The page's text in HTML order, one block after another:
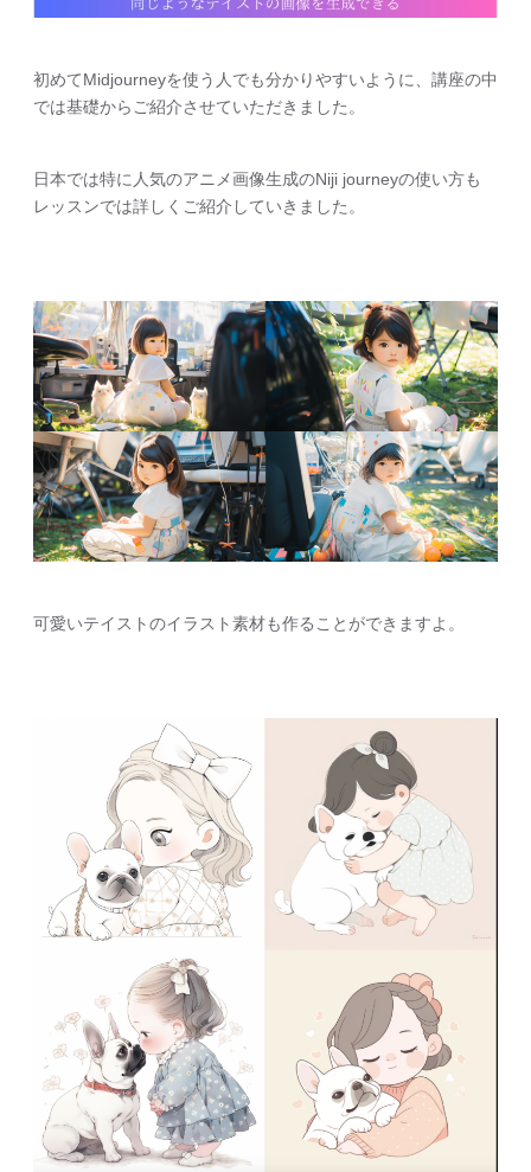
初めてMidjourneyを使う人でも分かりやすいように、講座の中
では基礎からご紹介させていただきました。
日本では特に人気のアニメ画像生成のNiji journeyの使い方も
レッスンでは詳しくご紹介していきました。
可愛いテイストのイラスト素材も作ることができますよ。